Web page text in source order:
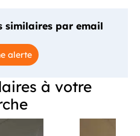
similaires par email
alerte
à votre